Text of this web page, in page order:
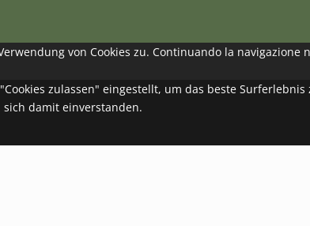
von Cookies zu. Continuando la navigazione
zulassen" eingestellt, um das beste
damit einverstanden.